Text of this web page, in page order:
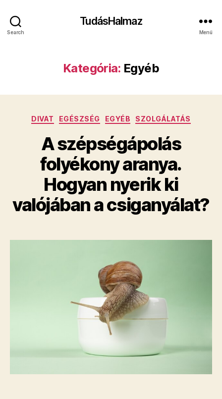
Search
TudásHalmaz
Menü
Kategória: Egyéb
Kategóriák
DIVAT EGÉSZSÉG EGYÉB SZOLGÁLATÁS
A szépségápolás
folyékony aranya.
Hogyan nyerik ki
valójában a csiganyálat?